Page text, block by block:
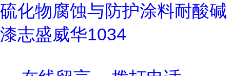
硫化物腐蚀与防护涂料耐酸碱
漆志盛威华1034